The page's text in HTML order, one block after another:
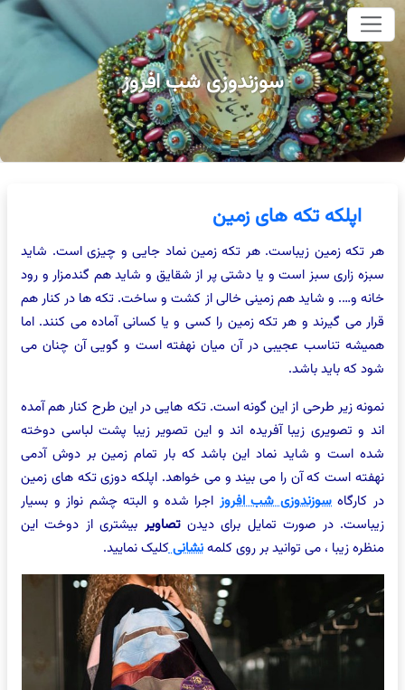
سوزندوزی شب افروز
اپلکه تکه های زمین
زمین زیباست. هر تکه زمین نماد جایی و چیزی است. شاید
زاری سبز است و یا دشتی پر از شقایق و شاید هم گندمزار و رود
و…. و شاید هم زمینی خالی از کشت و ساخت. تکه ها در کنار هم
می گیرند و هر تکه زمین را کسی و یا کسانی آماده می کنند. اما
تناسب عجیبی در آن میان نهفته است و گویی آن چنان می
که باید باشد.
زیر طرحی از این گونه است. تکه هایی در این طرح کنار هم آمده
و تصویری زیبا آفریده اند و این تصویر زیبا پشت لباسی دوخته
است و شاید نماد این باشد که بار تمام زمین بر دوش آدمی
است که آن را می بیند و می خواهد. اپلکه دوزی تکه های زمین
سوزندوزی شب افروزاجرا شده و البته چشم نواز و بسیار
در صورت تمایل برای دیدن تصاویربیشتری از دوخت این
زیبا ، می توانید بر روی کلمهنشانی کلیک نمایید.